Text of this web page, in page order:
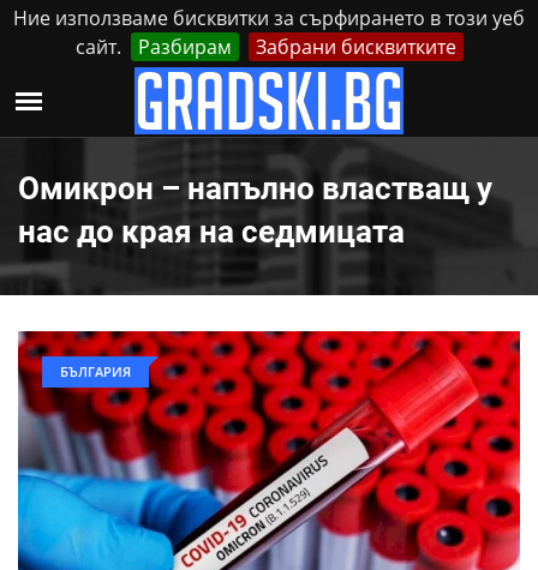
Ние използваме бисквитки за сърфирането в този уеб
сайт.
Разбирам Забрани бисквитките
Събота, 8 Август, 2026 Реклама Контакти
Омикрон – напълно властващ у
нас до края на седмицата
БЪЛГАРИЯ